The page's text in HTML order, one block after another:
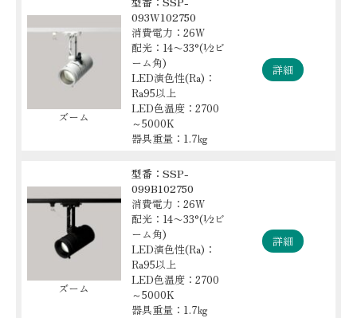
ズーム
093W102750
消費電力：26W
配光：14〜33°(½ビ
ーム角)
LED演色性(Ra)：
Ra95以上
LED色温度：2700
～5000K
器具重量：1.7㎏
詳細
ズーム
型番：SSP-
099B102750
消費電力：26W
配光：14〜33°(½ビ
ーム角)
LED演色性(Ra)：
Ra95以上
LED色温度：2700
～5000K
器具重量：1.7㎏
詳細